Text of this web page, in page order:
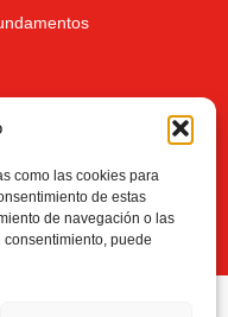
como las cookies para
de estas
de navegación o las
puede